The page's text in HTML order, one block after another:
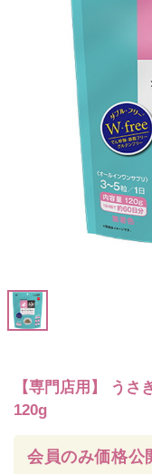
【専門店用】 うさ
120g
会員のみ価格公